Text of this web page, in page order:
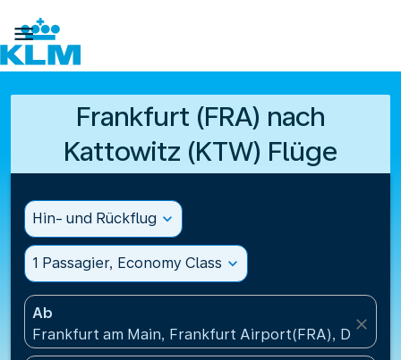

Frankfurt (FRA) nach
Kattowitz (KTW) Flüge
Hin- und Rückflug expand_more
1 Passagier, Economy Class expand_more
Ab
Frankfurt am Main, Frankfurt Airport(FRA),
close